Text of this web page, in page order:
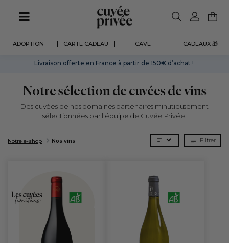
contenu
ADOPTION CARTE CADEAU CAVE CADEAUX 🎁
Livraison offerte en France à partir de 150€ d’achat !
Notre sélection de cuvées de vins
Des cuvées de nos domaines partenaires minutieusement
sélectionnées par l'équipe de Cuvée Privée.
Notre e-shop Nos vins Filtrer